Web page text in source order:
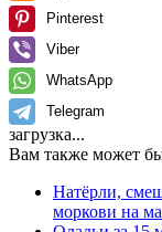
Pinterest
Viber
WhatsApp
Telegram
загрузка...
Вам также может
Натёрли,
моркови на